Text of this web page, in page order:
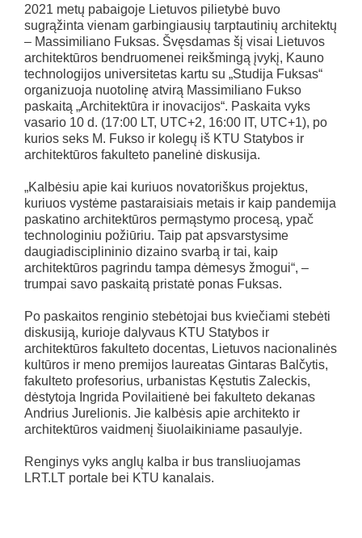
2021 metų pabaigoje Lietuvos pilietybė buvo
sugrąžinta vienam garbingiausių tarptautinių architektų
– Massimiliano Fuksas. Švęsdamas šį visai Lietuvos
architektūros bendruomenei reikšmingą įvykį, Kauno
technologijos universitetas kartu su „Studija Fuksas“
organizuoja nuotolinę atvirą Massimiliano Fukso
paskaitą „Architektūra ir inovacijos“. Paskaita vyks
vasario 10 d. (17:00 LT, UTC+2, 16:00 IT, UTC+1), po
kurios seks M. Fukso ir kolegų iš KTU Statybos ir
architektūros fakulteto panelinė diskusija.
„Kalbėsiu apie kai kuriuos novatoriškus projektus,
kuriuos vystėme pastaraisiais metais ir kaip pandemija
paskatino architektūros permąstymo procesą, ypač
technologiniu požiūriu. Taip pat apsvarstysime
daugiadisciplininio dizaino svarbą ir tai, kaip
architektūros pagrindu tampa dėmesys žmogui“, –
trumpai savo paskaitą pristatė ponas Fuksas.
Po paskaitos renginio stebėtojai bus kviečiami stebėti
diskusiją, kurioje dalyvaus KTU Statybos ir
architektūros fakulteto docentas, Lietuvos nacionalinės
kultūros ir meno premijos laureatas Gintaras Balčytis,
fakulteto profesorius, urbanistas Kęstutis Zaleckis,
dėstytoja Ingrida Povilaitienė bei fakulteto dekanas
Andrius Jurelionis. Jie kalbėsis apie architekto ir
architektūros vaidmenį šiuolaikiniame pasaulyje.
Renginys vyks anglų kalba ir bus transliuojamas
LRT.LT portale bei KTU kanalais.